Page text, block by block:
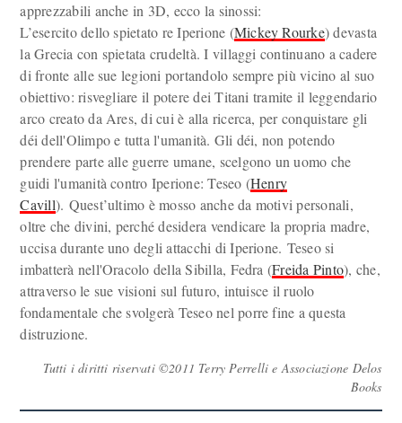
apprezzabili anche in 3D, ecco la sinossi:
L’esercito dello spietato re Iperione (Mickey Rourke) devasta
la Grecia con spietata crudeltà. I villaggi continuano a cadere
di fronte alle sue legioni portandolo sempre più vicino al suo
obiettivo: risvegliare il potere dei Titani tramite il leggendario
arco creato da Ares, di cui è alla ricerca, per conquistare gli
déi dell'Olimpo e tutta l'umanità. Gli déi, non potendo
prendere parte alle guerre umane, scelgono un uomo che
guidi l'umanità contro Iperione: Teseo (Henry
Cavill). Quest’ultimo è mosso anche da motivi personali,
oltre che divini, perché desidera vendicare la propria madre,
uccisa durante uno degli attacchi di Iperione. Teseo si
imbatterà nell'Oracolo della Sibilla, Fedra (Freida Pinto), che,
attraverso le sue visioni sul futuro, intuisce il ruolo
fondamentale che svolgerà Teseo nel porre fine a questa
distruzione.
Tutti i diritti riservati ©2011 Terry Perrelli e Associazione Delos
Books